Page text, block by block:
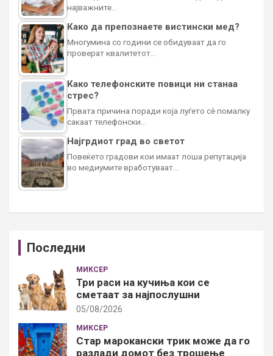
најважните…
Како да препознаете вистински мед?
Многумина со години се обидуваат да го
проверат квалитетот…
Како телефонските повици ни станаа
стрес?
Првата причина поради која луѓето сè помалку
сакаат телефонски…
Најгрдиот град во светот
Повеќето градови кои имаат лоша репутација
во медиумите вработуваат…
Последни
МИКСЕР
Три раси на кучиња кои се
сметаат за најпослушни
05/08/2026
МИКСЕР
Стар марокански трик може да го
разлади домот без трошење